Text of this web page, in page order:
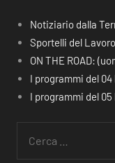
Notiziario dalla
Sportelli del
ON THE ROAD:
I programmi del 04
I programmi del 05
per: